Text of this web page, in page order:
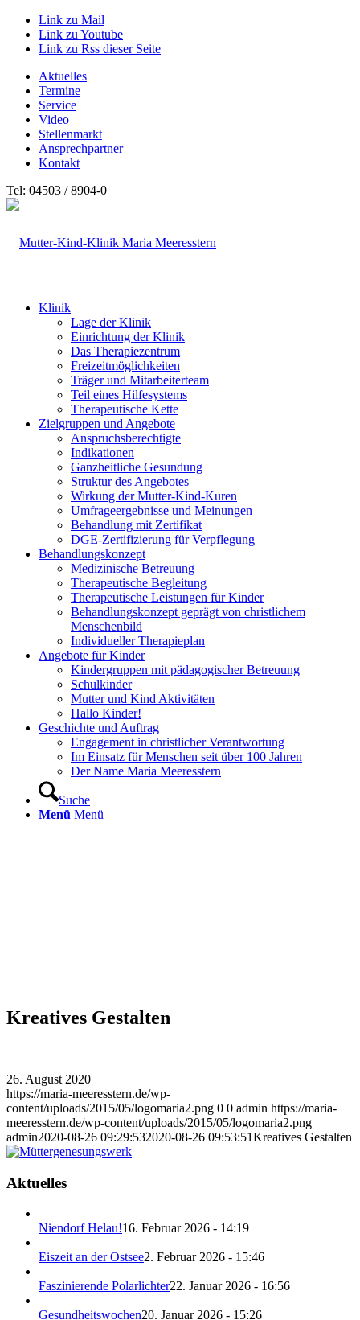
Link zu Mail
Link zu Youtube
Link zu Rss dieser Seite
Aktuelles
Termine
Service
Video
Stellenmarkt
Ansprechpartner
Kontakt
Tel: 04503 / 8904-0
Klinik
Lage der Klinik
Einrichtung der Klinik
Das Therapiezentrum
Freizeitmöglichkeiten
Träger und Mitarbeiterteam
Teil eines Hilfesystems
Therapeutische Kette
Zielgruppen und Angebote
Anspruchsberechtigte
Indikationen
Ganzheitliche Gesundung
Struktur des Angebotes
Wirkung der Mutter-Kind-Kuren
Umfrageergebnisse und Meinungen
Behandlung mit Zertifikat
DGE-Zertifizierung für Verpflegung
Behandlungskonzept
Medizinische Betreuung
Therapeutische Begleitung
Therapeutische Leistungen für Kinder
Behandlungskonzept geprägt von christlichem
Menschenbild
Individueller Therapieplan
Angebote für Kinder
Kindergruppen mit pädagogischer Betreuung
Schulkinder
Mutter und Kind Aktivitäten
Hallo Kinder!
Geschichte und Auftrag
Engagement in christlicher Verantwortung
Im Einsatz für Menschen seit über 100 Jahren
Der Name Maria Meeresstern
Suche
Menü Menü
Kreatives Gestalten
26. August 2020
https://maria-meeresstern.de/wp-
content/uploads/2015/05/logomaria2.png 0 0 admin https://maria-
meeresstern.de/wp-content/uploads/2015/05/logomaria2.png
admin2020-08-26 09:29:532020-08-26 09:53:51Kreatives Gestalten
Aktuelles
Niendorf Helau!16. Februar 2026 - 14:19
Eiszeit an der Ostsee2. Februar 2026 - 15:46
Faszinierende Polarlichter22. Januar 2026 - 16:56
Gesundheitswochen20. Januar 2026 - 15:26